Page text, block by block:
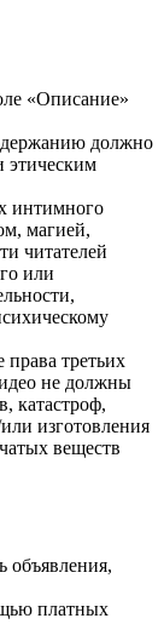
«Описание»
должно
этическим
интимного
магией,
читателей
или
третьих
не должны
катастроф,
изготовления
веществ
объявления,
платных